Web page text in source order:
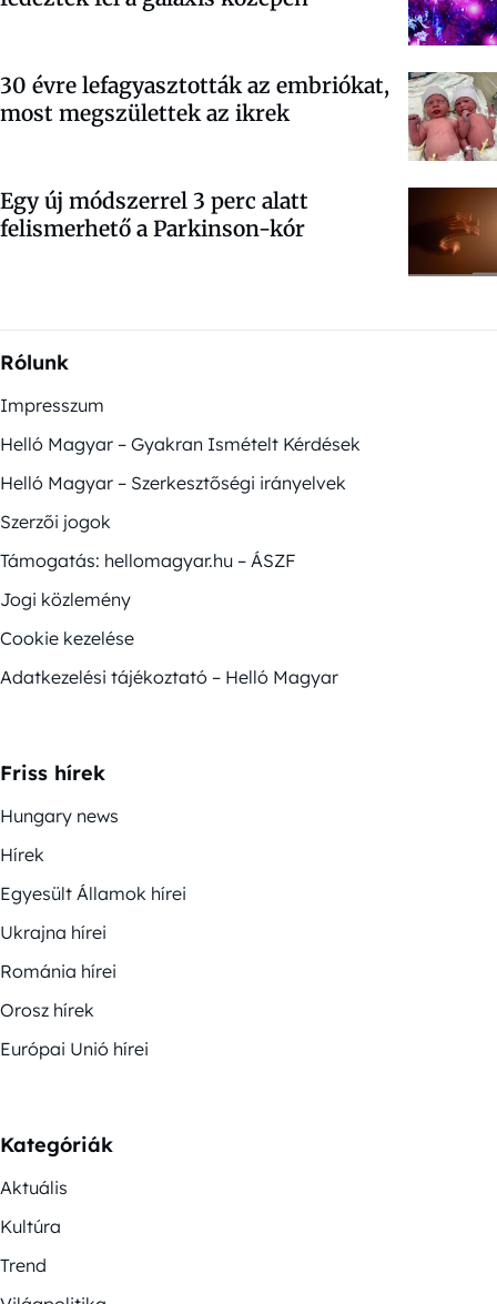
30 évre lefagyasztották az embriókat,
most megszülettek az ikrek
Egy új módszerrel 3 perc alatt
felismerhető a Parkinson-kór
Rólunk
Impresszum
Helló Magyar – Gyakran Ismételt Kérdések
Helló Magyar – Szerkesztőségi irányelvek
Szerzői jogok
Támogatás: hellomagyar.hu – ÁSZF
Jogi közlemény
Cookie kezelése
Adatkezelési tájékoztató – Helló Magyar
Friss hírek
Hungary news
Hírek
Egyesült Államok hírei
Ukrajna hírei
Románia hírei
Orosz hírek
Európai Unió hírei
Kategóriák
Aktuális
Kultúra
Trend